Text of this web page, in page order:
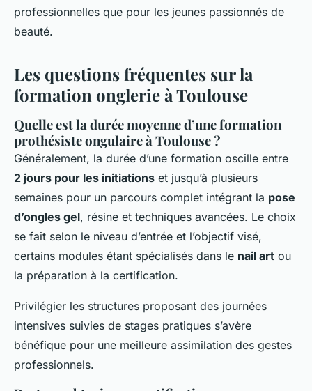
professionnelles que pour les jeunes passionnés de
beauté.
Les questions fréquentes sur la
formation onglerie à Toulouse
Quelle est la durée moyenne d’une formation
prothésiste ongulaire à Toulouse ?
Généralement, la durée d’une formation oscille entre
2 jours pour les initiations et jusqu’à plusieurs
semaines pour un parcours complet intégrant la pose
d’ongles gel, résine et techniques avancées. Le choix
se fait selon le niveau d’entrée et l’objectif visé,
certains modules étant spécialisés dans le nail art ou
la préparation à la certification.
Privilégier les structures proposant des journées
intensives suivies de stages pratiques s’avère
bénéfique pour une meilleure assimilation des gestes
professionnels.